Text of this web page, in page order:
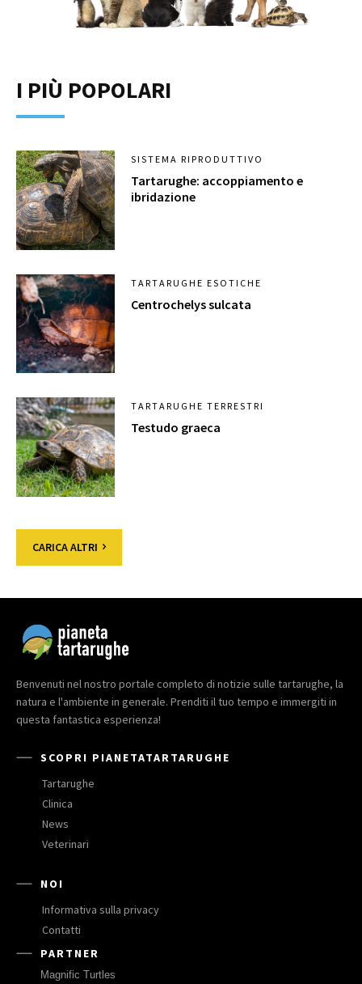
I PIÙ POPOLARI
SISTEMA RIPRODUTTIVO
Tartarughe: accoppiamento e
ibridazione
TARTARUGHE ESOTICHE
Centrochelys sulcata
TARTARUGHE TERRESTRI
Testudo graeca
CARICA ALTRI
Benvenuti nel nostro portale completo di notizie sulle tartarughe, la
natura e l'ambiente in generale. Prenditi il tuo tempo e immergiti in
questa fantastica esperienza!
SCOPRI PIANETATARTARUGHE
Tartarughe
Clinica
News
Veterinari
NOI
Informativa sulla privacy
Contatti
PARTNER
Magnific Turtles